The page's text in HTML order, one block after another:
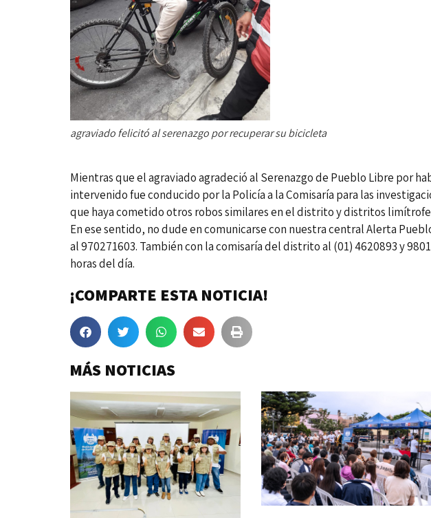
agraviado felicitó al serenazgo por recuperar su bicicleta
Mientras que el agraviado agradeció al Serenazgo de Pueblo Libre por
intervenido fue conducido por la Policía a la Comisaría para las
que haya cometido otros robos similares en el distrito y distritos
En ese sentido, no dude en comunicarse con nuestra central Alerta
al 970271603. También con la comisaría del distrito al (01) 4620893 y
horas del día.
¡COMPARTE ESTA NOTICIA!
MÁS NOTICIAS